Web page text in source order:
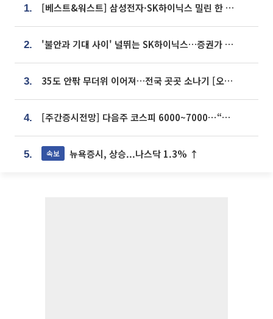
1. [베스트&워스트] 삼성전자·SK하이닉스 밀린 한 주…상상인증권은 85% 급등
2. '불안과 기대 사이' 널뛰는 SK하이닉스…증권가 "HBM4·LTA 기반 펀터멘털 견고"
3. 35도 안팎 무더위 이어져…전국 곳곳 소나기 [오늘 날씨]
4. [주간증시전망] 다음주 코스피 6000~7000⋯“外人 수급은 정책이 변수”
5. 속보 뉴욕증시, 상승...나스닥 1.3% ↑